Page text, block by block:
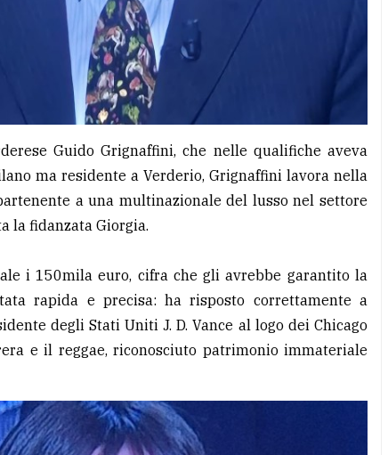
Guido Grignaffini, che nelle qualifiche aveva
ma residente a Verderio, Grignaffini lavora nella
a una multinazionale del lusso nel settore
la fidanzata Giorgia.
i 150mila euro, cifra che gli avrebbe garantito la
rapida e precisa: ha risposto correttamente a
degli Stati Uniti J. D. Vance al logo dei Chicago
e il reggae, riconosciuto patrimonio immateriale